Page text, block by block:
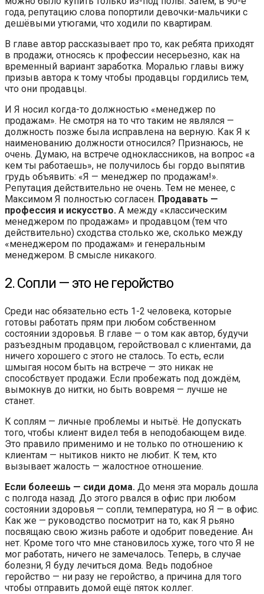
года, репутацию слова попортили девочки-мальчики с
дешёвыми утюгами, что ходили по квартирам.
В главе автор рассказывает про то, как ребята приходят
в продажи, относясь к профессии несерьезно, как на
временный вариант заработка. Моралью главы вижу
призыв автора к тому чтобы продавцы гордились тем,
что они продавцы.
И Я носил когда-то должностью «менеджер по
продажам». Не смотря на то что таким не являлся —
должность позже была исправлена на верную. Как Я к
наименованию должности относился? Признаюсь, не
очень. Думаю, на встрече одноклассников, на вопрос «а
кем ты работаешь», не получилось бы гордо выпятив
грудь объявить: «Я — менеджер по продажам!».
Репутация действительно не очень. Тем не менее, с
Максимом Я полностью согласен. Продавать —
профессия и искусство. А между «классическим
менеджером по продажам» и продавцом (тем что
действительно) сходства столько же, сколько между
«менеджером по продажам» и генеральным
менеджером. В смысле никакого.
2. Сопли — это не геройство
Среди нас обязательно есть 1-2 человека, которые
готовы работать прям при любом собственном
состоянии здоровья. В главе — о том как автор, будучи
разъездным продавцом, геройствовал с клиентами, да
ничего хорошего с этого не сталось. То есть, если
шмыгая носом быть на встрече — это никак не
способствует продажи. Если пробежать под дождём,
вымокнув до нитки, но быть вовремя — лучше не
станет.
К соплям — личные проблемы и нытьё. Не допускать
того, чтобы клиент видел тебя в неподобающем виде.
Это правило применимо и не только по отношению к
клиентам — нытиков никто не любит. К тем, кто
вызывает жалость — жалостное отношение.
Если болеешь — сиди дома. До меня эта мораль дошла
с полгода назад. До этого рвался в офис при любом
состоянии здоровья — сопли, температура, но Я — в офис.
Как же — руководство посмотрит на то, как Я рьяно
посвящаю свою жизнь работе и одобрит поведение. Ан
нет. Кроме того что мне становилось хуже, того что Я не
мог работать, ничего не замечалось. Теперь, в случае
болезни, Я буду лечиться дома. Ведь подобное
геройство — ни разу не геройство, а причина для того
чтобы отправить домой ещё пяток коллег.